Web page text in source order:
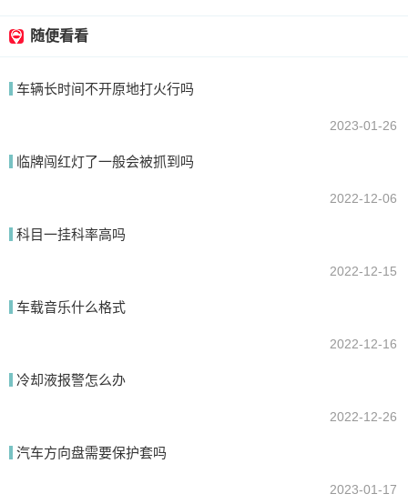
提交
随便看看
车辆长时间不开原地打火行吗
2023-01-26
临牌闯红灯了一般会被抓到吗
2022-12-06
科目一挂科率高吗
2022-12-15
车载音乐什么格式
2022-12-16
冷却液报警怎么办
2022-12-26
汽车方向盘需要保护套吗
2023-01-17